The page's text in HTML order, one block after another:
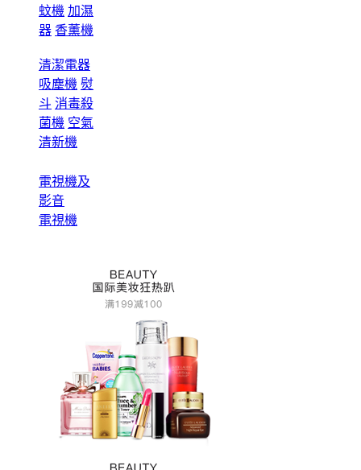
蚊機 加濕
器 香薰機
清潔電器
吸塵機 熨
斗 消毒殺
菌機 空氣
清新機
電視機及
影音
電視機